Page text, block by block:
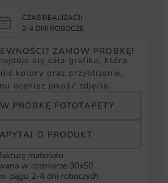
CZAS REALIZACJI
2-4 DNI ROBOCZE
ZAMÓW PRÓBKĘ!
się cała grafika, która
kolory oraz przybliżenie,
ocenisz jakość zdjęcia.
PRÓBKĘ FOTOTAPETY
O PRODUKT
materiału
w rozmiarze 30x50
ciągu 2-4 dni roboczych